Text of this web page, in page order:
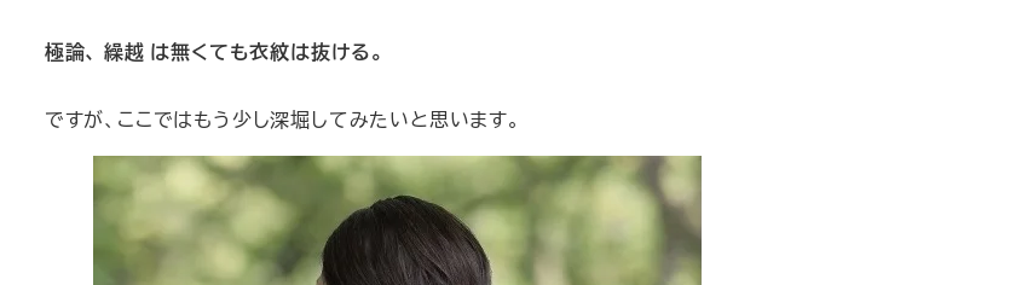
極論、 繰越 は無くても衣紋は抜ける。
ですが、ここではもう少し深堀してみたいと思います。